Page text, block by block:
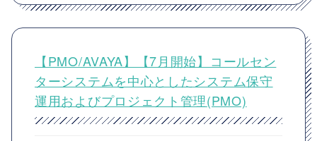
【PMO/AVAYA】【7月開始】コールセン
ターシステムを中心としたシステム保守
運用およびプロジェクト管理(PMO)